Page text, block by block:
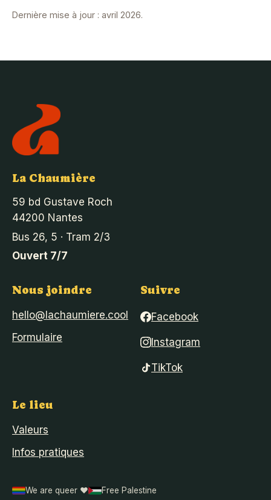
Dernière mise à jour : avril 2026.
La Chaumière
59 bd Gustave Roch
44200 Nantes
Bus 26, 5 · Tram 2/3
Ouvert 7/7
Nous joindre
hello@lachaumiere.cool
Formulaire
Suivre
Facebook
Instagram
TikTok
Le lieu
Valeurs
Infos pratiques
We are queer ❤️ Free Palestine